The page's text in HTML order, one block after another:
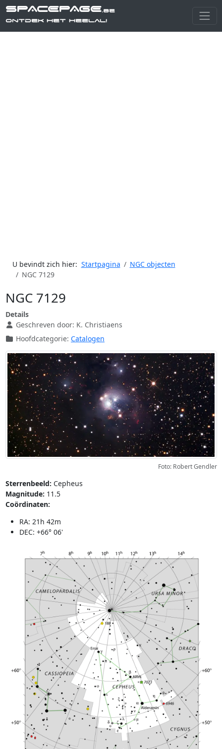
SPACEPAGE.be
Ontdek het heelal!
U bevindt zich hier: Startpagina
NGC objecten
NGC 7129
NGC 7129
Details
Geschreven door: K. Christiaens
Hoofdcategorie: Catalogen
Foto: Robert Gendler
Sterrenbeeld: Cepheus
Magnitude: 11.5
Coördinaten:
RA: 21h 42m
DEC: +66° 06'